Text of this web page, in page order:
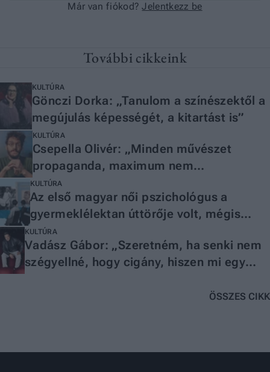
További cikkeink
KULTÚRA
Gönczi Dorka: „Tanulom a színészektől a
megújulás képességét, a kitartást is”
KULTÚRA
Csepella Olivér: „Minden művészet
propaganda, maximum nem
tudatosítjuk”
KULTÚRA
Az első magyar női pszichológus a
gyermeklélektan úttörője volt, mégis
elfelejtették
KULTÚRA
Vadász Gábor: „Szeretném, ha senki nem
szégyellné, hogy cigány, hiszen mi egy
egzotikus nép vagyunk”
ÖSSZES CIKK